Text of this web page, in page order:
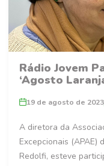
Rádio Jovem
‘Agosto
19 de agosto de 2023
A diretora da
Excepcionais (APAE)
Redolfi, esteve